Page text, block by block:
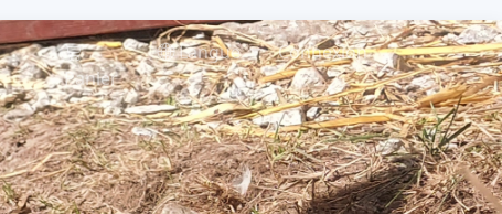
Panier
Langue Connexion